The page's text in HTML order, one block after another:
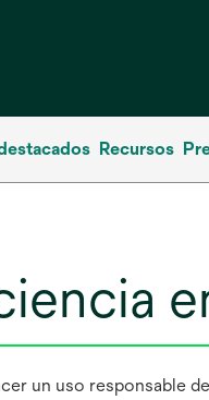
Recursos
un uso responsable